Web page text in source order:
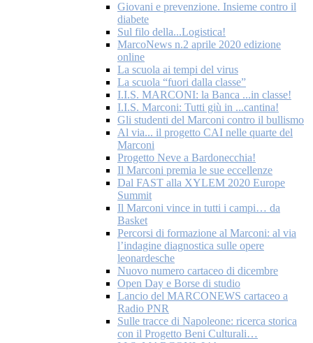
Giovani e prevenzione. Insieme contro il
diabete
Sul filo della...Logistica!
MarcoNews n.2 aprile 2020 edizione
online
La scuola ai tempi del virus
La scuola “fuori dalla classe”
I.I.S. MARCONI: la Banca ...in classe!
I.I.S. Marconi: Tutti giù in ...cantina!
Gli studenti del Marconi contro il bullismo
Al via... il progetto CAI nelle quarte del
Marconi
Progetto Neve a Bardonecchia!
Il Marconi premia le sue eccellenze
Dal FAST alla XYLEM 2020 Europe
Summit
Il Marconi vince in tutti i campi… da
Basket
Percorsi di formazione al Marconi: al via
l’indagine diagnostica sulle opere
leonardesche
Nuovo numero cartaceo di dicembre
Open Day e Borse di studio
Lancio del MARCONEWS cartaceo a
Radio PNR
Sulle tracce di Napoleone: ricerca storica
con il Progetto Beni Culturali…